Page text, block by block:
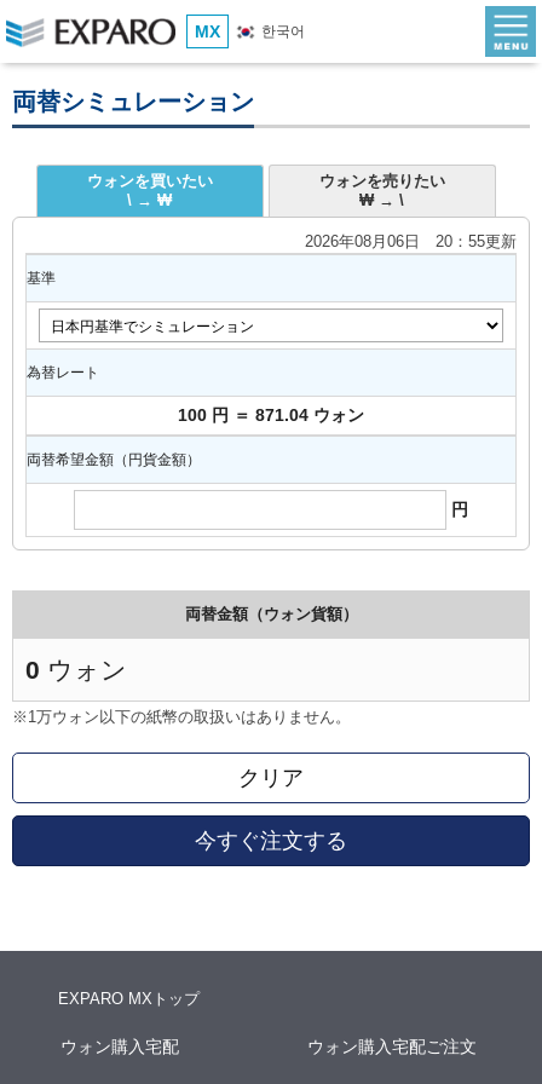
MX 한국어
両替シミュレーション
ウォンを買いたい
\ → ₩
ウォンを売りたい
₩ → \
2026年08月06日 20：55更新
基準
為替レート
100 円 ＝ 871.04 ウォン
両替希望金額（円貨金額）
円
両替金額（ウォン貨額）
0 ウォン
※1万ウォン以下の紙幣の取扱いはありません。
クリア
今すぐ注文する
EXPARO MXトップ
ウォン購入宅配 ウォン購入宅配ご注文